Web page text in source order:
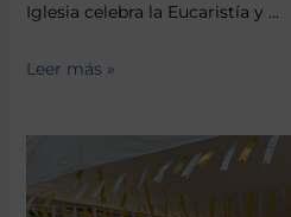
Iglesia celebra la Eucaristía y …
Leer más »